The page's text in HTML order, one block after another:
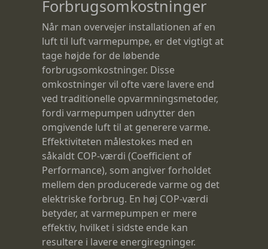
Forbrugsomkostninger
Når man overvejer installationen af en
luft til luft varmepumpe, er det vigtigt at
tage højde for de løbende
forbrugsomkostninger. Disse
omkostninger vil ofte være lavere end
ved traditionelle opvarmningsmetoder,
fordi varmepumpen udnytter den
omgivende luft til at generere varme.
Effektiviteten målestokes med en
såkaldt COP-værdi (Coefficient of
Performance), som angiver forholdet
mellem den producerede varme og det
elektriske forbrug. En høj COP-værdi
betyder, at varmepumpen er mere
effektiv, hvilket i sidste ende kan
resultere i lavere energiregninger.